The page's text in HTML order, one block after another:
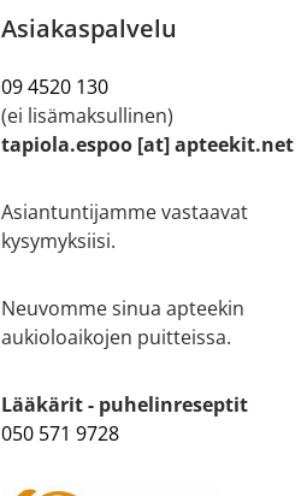
Asiakaspalvelu
09 4520 130
(ei lisämaksullinen)
tapiola.espoo [at] apteekit.net
Asiantuntijamme vastaavat
kysymyksiisi.
Neuvomme sinua apteekin
aukioloaikojen puitteissa.
Lääkärit - puhelinreseptit
050 571 9728